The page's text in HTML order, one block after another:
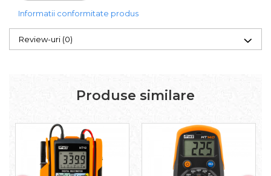
Informatii conformitate produs
Review-uri (0)
Produse similare